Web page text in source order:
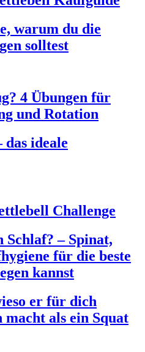
warum du die
solltest
4 Übungen für
und Rotation
ideale
Challenge
– Spinat,
für die beste
kannst
er für dich
als ein Squat